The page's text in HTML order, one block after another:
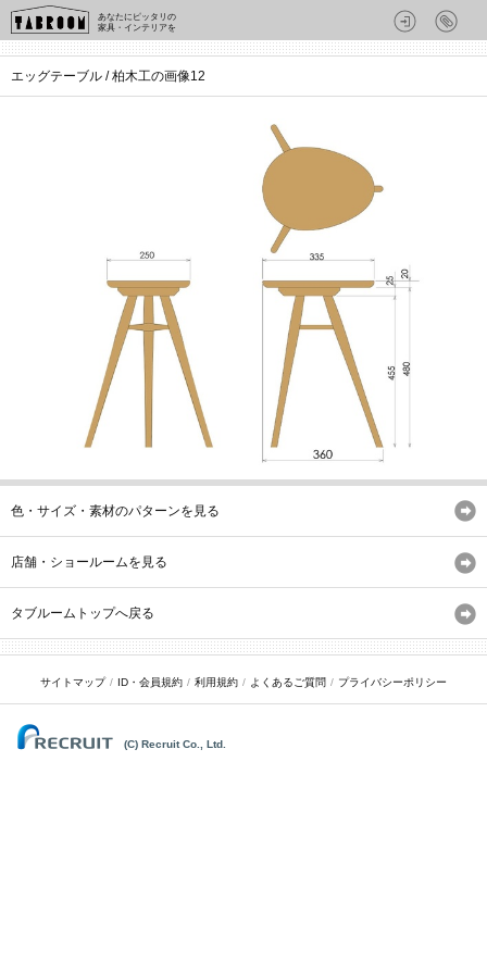
あなたにピッタリの
家具・インテリアを
エッグテーブル / 柏木工の画像12
色・サイズ・素材のパターンを見る
店舗・ショールームを見る
タブルームトップへ戻る
サイトマップ ID・会員規約 利用規約 よくあるご質問 プライバシーポリシー
(C) Recruit Co., Ltd.